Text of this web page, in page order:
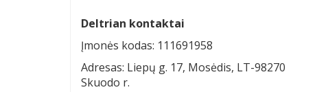
Deltrian kontaktai
Įmonės kodas: 111691958
Adresas: Liepų g. 17, Mosėdis, LT-98270
Skuodo r.